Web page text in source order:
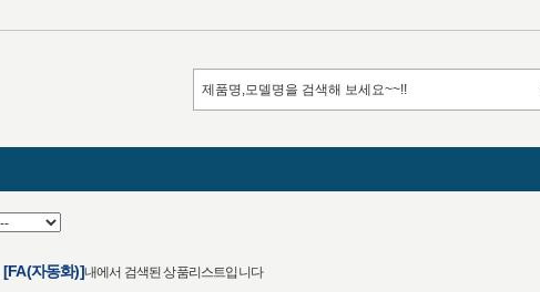
[FA(자동화)]내에서 검색된 상품리스트입니다